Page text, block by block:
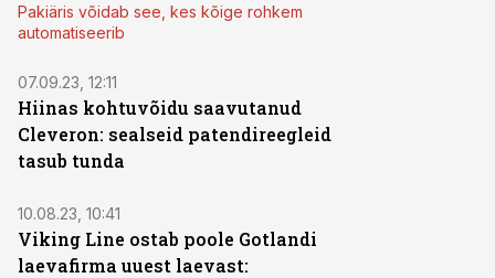
Pakiäris võidab see, kes kõige rohkem
automatiseerib
07.09.23, 12:11
Hiinas kohtuvõidu saavutanud
Cleveron: sealseid patendireegleid
tasub tunda
10.08.23, 10:41
Viking Line ostab poole Gotlandi
laevafirma uuest laevast: